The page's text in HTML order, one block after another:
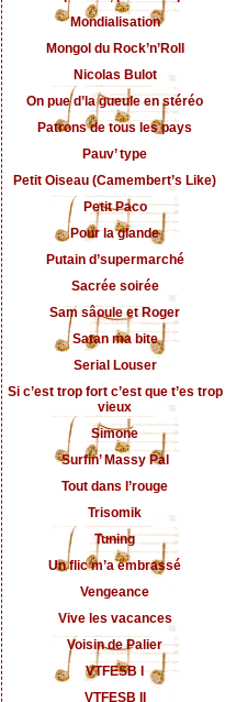
Mondialisation
Mongol du Rock’n’Roll
Nicolas Bulot
On pue d’la gueule en stéréo
Patrons de tous les pays
Pauv’ type
Petit Oiseau (Camembert’s Like)
Petit Paco
Pour la glande
Putain d’supermarché
Sacrée soirée
Sam sâoule et Roger
Satan ma bite
Serial Louser
Si c’est trop fort c’est que t’es trop
vieux
Simone
Surfin’ Massy Pal
Tout dans l’rouge
Trisomik
Tuning
Un flic m’a embrassé
Vengeance
Vive les vacances
Voisin de Palier
VTFESB I
VTFESB II